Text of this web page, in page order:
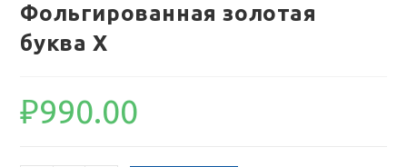
Фольгированная золотая
буква X
₽990.00